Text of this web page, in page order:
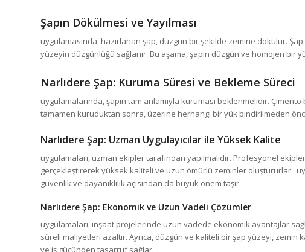
Şapın Dökülmesi ve Yayılması
uygulamasında, hazırlanan şap, düzgün bir şekilde zemine dökülür.
yüzeyin düzgünlüğü sağlanır. Bu aşama, şapın düzgün ve homojen bir
Narlıdere Şap: Kuruma Süresi ve Bekleme Süreci
uygulamalarında, şapın tam anlamıyla kuruması beklenmelidir.
tamamen kuruduktan sonra, üzerine herhangi bir yük bindirilmeden
Narlıdere Şap: Uzman Uygulayıcılar ile Yüksek Kalite
uygulamaları, uzman ekipler tarafından yapılmalıdır. Profesyonel
gerçekleştirerek yüksek kaliteli ve uzun ömürlü zeminler oluştururlar.
güvenlik ve dayanıklılık açısından da büyük önem taşır.
Narlıdere Şap: Ekonomik ve Uzun Vadeli Çözümler
uygulamaları, inşaat projelerinde uzun vadede ekonomik avantajlar
süreli maliyetleri azaltır. Ayrıca, düzgün ve kaliteli bir şap yüzeyi, zemin
ve iş gücünden tasarruf sağlar.